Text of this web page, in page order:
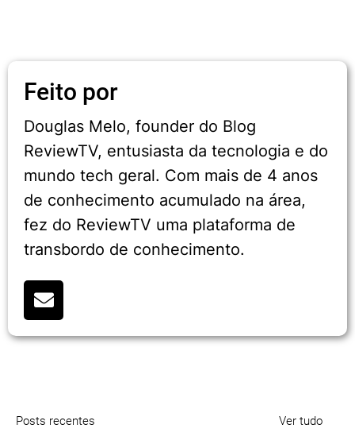
Feito por
Douglas Melo, founder do Blog
ReviewTV, entusiasta da tecnologia e do
mundo tech geral. Com mais de 4 anos
de conhecimento acumulado na área,
fez do ReviewTV uma plataforma de
transbordo de conhecimento.
Posts recentes Ver tudo